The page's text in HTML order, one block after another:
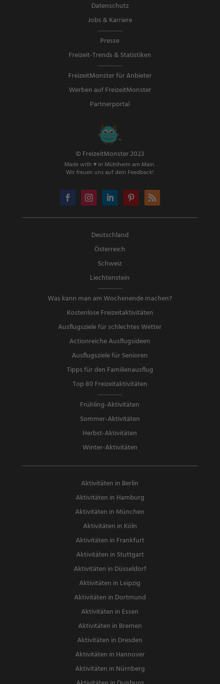
Datenschutz
Jobs & Karriere
Presse
Freizeit-Trends & Statistiken
FreizeitMonster für Anbieter
Werben auf FreizeitMonster
Partnerportal
© FreizeitMonster 2023
Made with ♥ in Mühlheim am Main.
Wir freuen uns auf dein Feedback!
Deutschland
Österreich
Schweiz
Liechtenstein
Was kann man am Wochenende machen?
Kostenlose Freizeitaktivitäten
Ausflugsziele für schlechtes Wetter
Actionreiche Ausflugsideen
Ausflugsziele für Senioren
Tipps für den Familienausflug
Top 80 Freizeitaktivitäten
Frühling-Aktivitäten
Sommer-Aktivitäten
Herbst-Aktivitäten
Winter-Aktivitäten
Aktivitäten in Berlin
Aktivitäten in Hamburg
Aktivitäten in München
Aktivitäten in Köln
Aktivitäten in Frankfurt
Aktivitäten in Stuttgart
Aktivitäten in Düsseldorf
Aktivitäten in Leipzig
Aktivitäten in Dortmund
Aktivitäten in Essen
Aktivitäten in Bremen
Aktivitäten in Dresden
Aktivitäten in Hannover
Aktivitäten in Nürnberg